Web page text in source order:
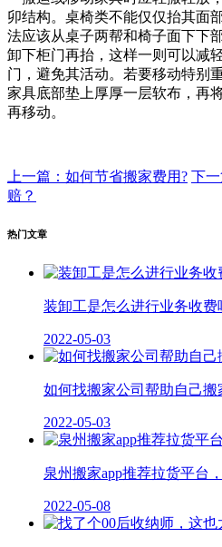
卯结构。桌椅类不能仅仅抬其面
法应该从桌子两帮和椅子面下下
卸下柜门再抬，这样一则可以减
门，避免其活动。若要移动特别
家具底部垫上厚厚一层软布，再
再移动。
上一篇：如何节省搬家费用? 下
赔？
热门文章
装卸工是怎么进行业务收费
2022-05-03
如何找搬家公司帮助自己搬
2022-05-03
泉州搬家app推荐拉货平台
2022-05-08